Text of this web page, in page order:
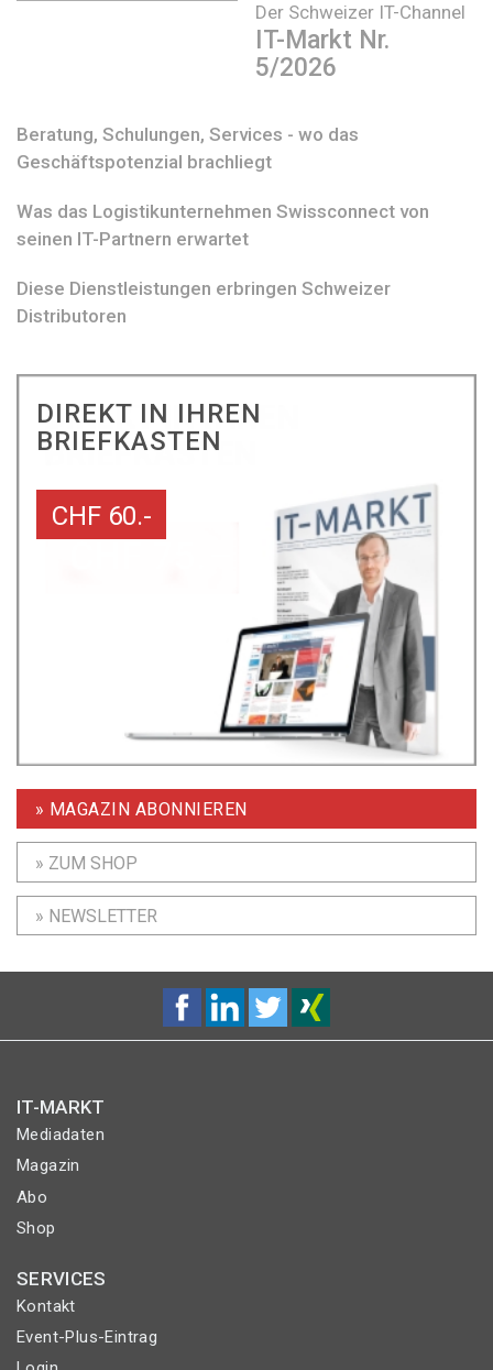
Der Schweizer IT-Channel
IT-Markt Nr.
5/2026
Beratung, Schulungen, Services - wo das
Geschäftspotenzial brachliegt
Was das Logistikunternehmen Swissconnect von
seinen IT-Partnern erwartet
Diese Dienstleistungen erbringen Schweizer
Distributoren
DIREKT IN IHREN
BRIEFKASTEN
CHF 60.-
» MAGAZIN ABONNIEREN
» ZUM SHOP
» NEWSLETTER
IT-MARKT
Mediadaten
Magazin
Abo
Shop
SERVICES
Kontakt
Event-Plus-Eintrag